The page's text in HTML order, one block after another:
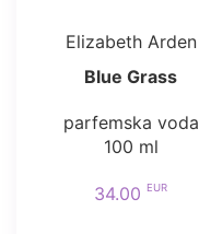
Elizabeth Arden
Blue Grass
parfemska voda
100 ml
34.00 EUR